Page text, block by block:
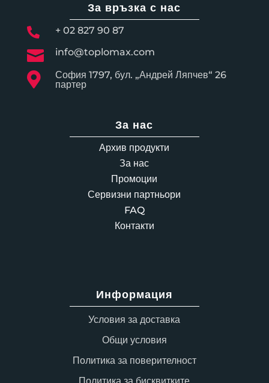
За връзка с нас
 + 02 827 90 87
 info@toplomax.com

София 1797, бул. „Андрей Ляпчев“ 26
партер
За нас
Архив продукти
За нас
Промоции
Сервизни партньори
FAQ
Контакти
Информация
Условия за доставка
Общи условия
Политика за поверителност